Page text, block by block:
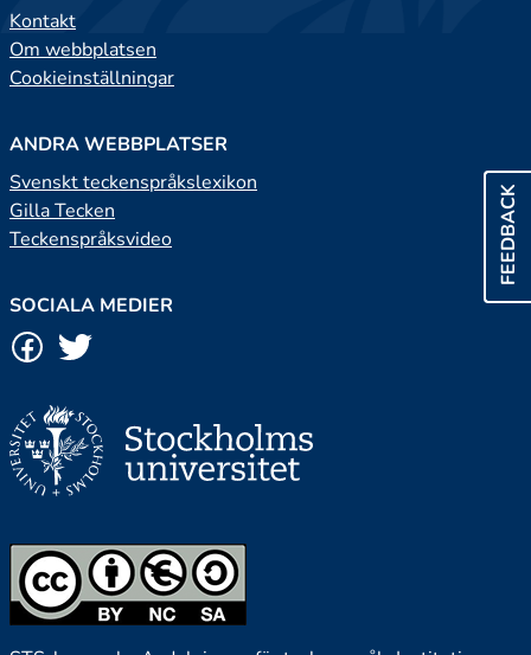
FEEDBACK
Kontakt
Om webbplatsen
Cookieinställningar
ANDRA WEBBPLATSER
Svenskt teckenspråkslexikon
Gilla Tecken
Teckenspråksvideo
SOCIALA MEDIER